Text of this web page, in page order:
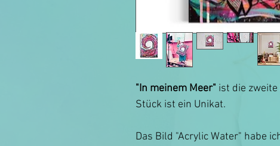
"In meinem Meer" ist die
Stück ist ein Unikat.
Das Bild "Acrylic Water" habe